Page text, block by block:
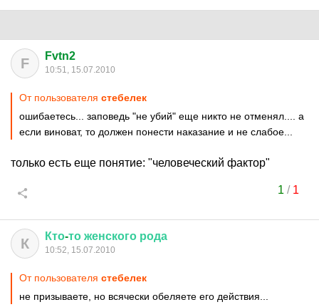
F Fvtn2
10:51, 15.07.2010
От пользователя стебелек
ошибаетесь... заповедь "не убий" еще никто не отменял.... а
если виноват, то должен понести наказание и не слабое...
только есть еще понятие: "человеческий фактор"
1 / 1
К Кто-то женского рода
10:52, 15.07.2010
От пользователя стебелек
не призываете, но всячески обеляете его действия...